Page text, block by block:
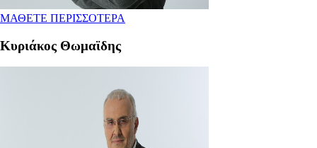
ΜΑΘΕΤΕ ΠΕΡΙΣΣΟΤΕΡΑ
Κυριάκος Θωμαϊδης